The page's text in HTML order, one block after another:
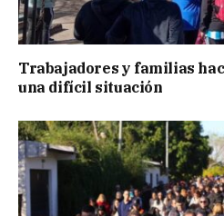
Trabajadores y familias
una difícil situación